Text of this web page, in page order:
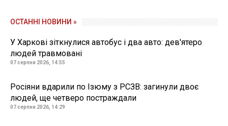
ОСТАННІ НОВИНИ »
У Харкові зіткнулися автобус і два авто: дев'ятеро
людей травмовані
07 серпня 2026, 14:55
Росіяни вдарили по Ізюму з РСЗВ: загинули двоє
людей, ще четверо постраждали
07 серпня 2026, 14:29